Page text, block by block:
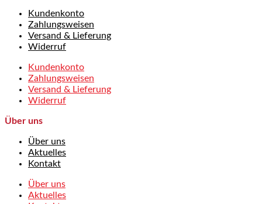
Kundenkonto
Zahlungsweisen
Versand & Lieferung
Widerruf
Kundenkonto
Zahlungsweisen
Versand & Lieferung
Widerruf
Über uns
Über uns
Aktuelles
Kontakt
Über uns
Aktuelles